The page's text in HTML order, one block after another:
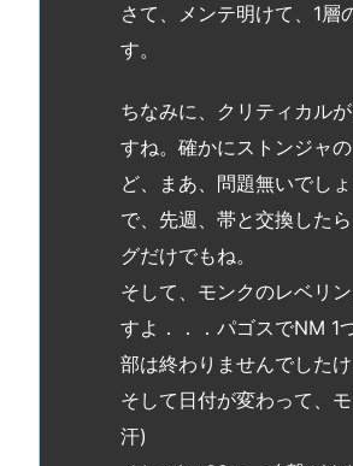
さて、メンテ明けて、1層
す。
ちなみに、クリティカル
すね。確かにストンジャ
ど、まあ、問題無いでしょ
で、先週、帯と交換した
グだけでもね。
そして、モンクのレベリ
すよ．．．パゴスでNM 1
部は終わりませんでした
そして日付が変わって、
汗)